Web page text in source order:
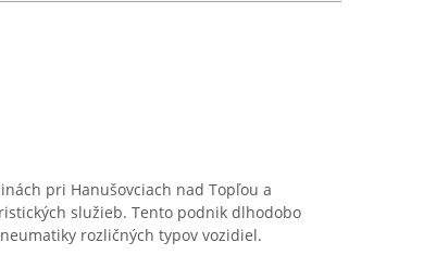
pri Hanušovciach nad Topľou a
služieb. Tento podnik dlhodobo
rozličných typov vozidiel.